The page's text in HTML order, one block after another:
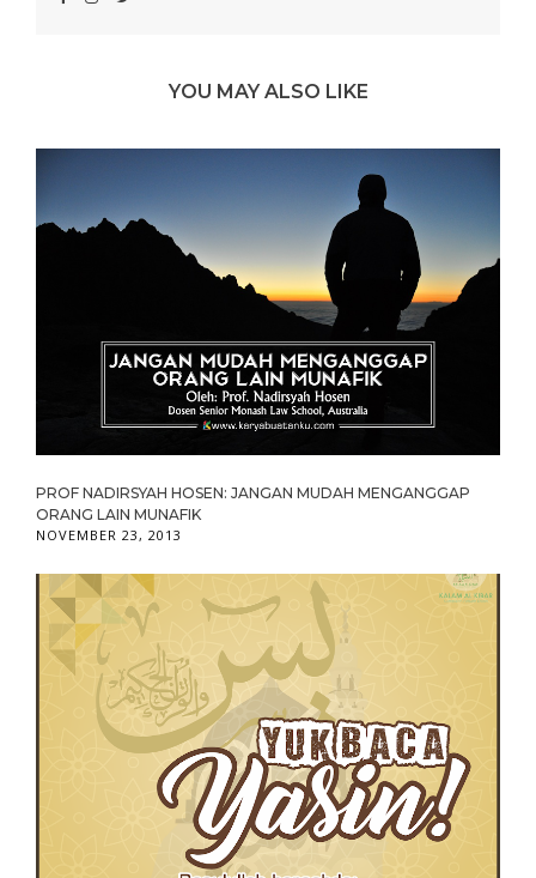
YOU MAY ALSO LIKE
PROF NADIRSYAH HOSEN: JANGAN MUDAH MENGANGGAP
ORANG LAIN MUNAFIK
NOVEMBER 23, 2013